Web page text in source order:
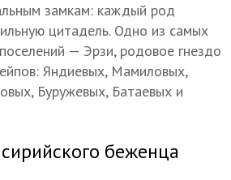
замкам: каждый род
цитадель. Одно из самых
— Эрзи, родовое гнездо
Яндиевых, Мамиловых,
Буружевых, Батаевых и
беженца